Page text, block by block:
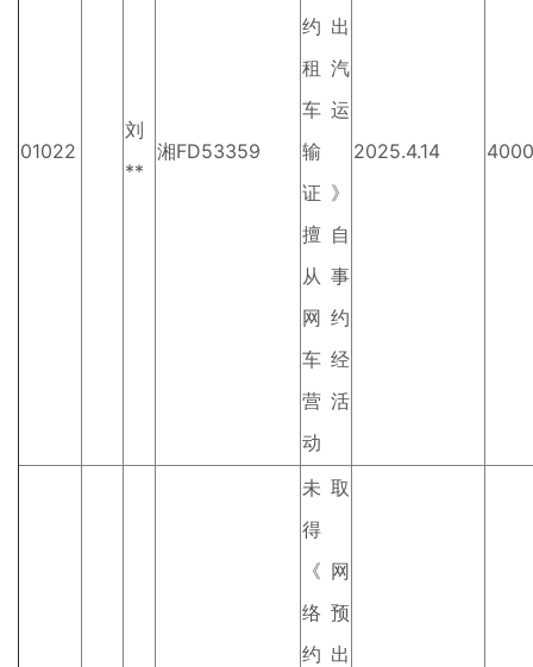
01022
刘
**
湘FD53359
约出
租汽
车运
输
证》
擅自
从事
网约
车经
营活
动
2025.4.14 4000
未取
得
《网
络预
约出